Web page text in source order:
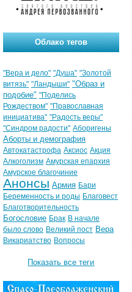
Облако тегов
"Вера и дело" "Душа" "Золотой
витязь" "Ландыши" "Образ и
подобие" "Поделись
Рождеством" "Православная
инициатива" "Радость веры"
"Синдром радости" Аборигены
Аборты и демография
Автокатастрофа Аксиос Акция
Алкоголизм Амурская епархия
Амурское благочиние
Анонсы Армия Бари
Беременность и роды Благовест
Благотворительность
Богословие Брак В начале
было слово Великий пост Вера
Викариатство Вопросы
Показать все теги